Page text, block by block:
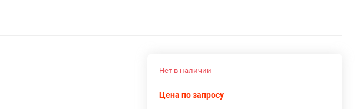
Нет в наличии
Цена по запросу